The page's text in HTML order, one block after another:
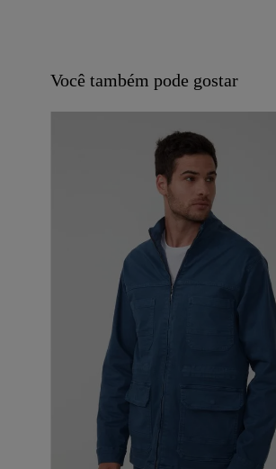
Você também pode gostar